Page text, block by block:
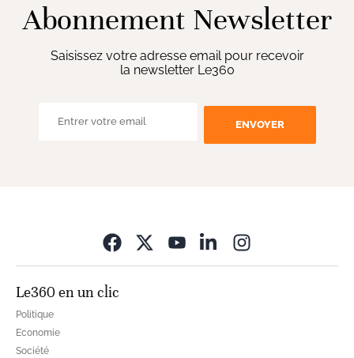
Abonnement Newsletter
Saisissez votre adresse email pour recevoir
la newsletter Le360
ENVOYER
Le360 en un clic
Politique
Economie
Société